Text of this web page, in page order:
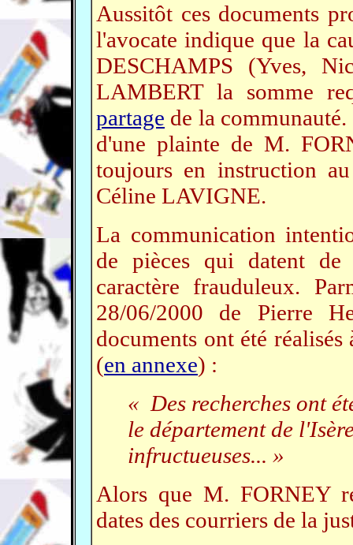
Aussitôt ces documents
l'avocate indique que la
DESCHAMPS (Yves,
LAMBERT la somme
partage de la
d'une plainte de M.
toujours en instruction
Céline LAVIGNE.
La communication
de pièces qui datent
caractère frauduleux.
28/06/2000 de Pierre
documents ont été
(en annexe) :
« Des recherches ont
le département de
infructueuses... »
Alors que M. FORNEY
dates des courriers de la